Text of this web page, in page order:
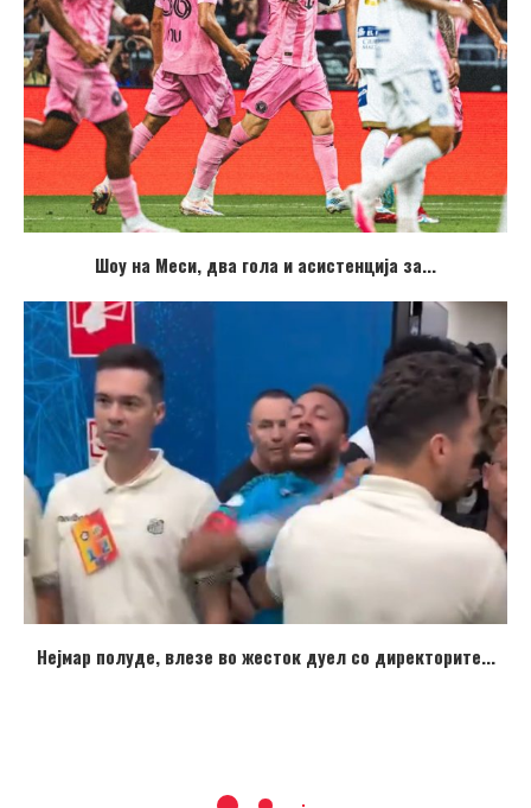
Шоу на Меси, два гола и асистенција за...
Нејмар полуде, влезе во жесток дуел со директорите...